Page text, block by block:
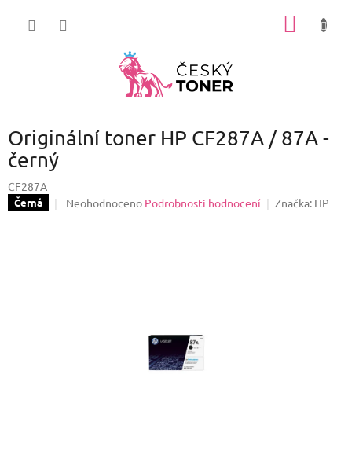
Originální toner HP CF287A / 87A -
černý
CF287A
Černá
Průměrné
Neohodnoceno Podrobnosti hodnocení Značka: HP